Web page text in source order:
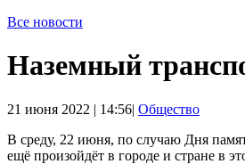
Все новости
Наземный
21 июня 2022 | 14:56| Общество
В среду, 22 июня, по случаю Дня
ещё произойдёт в городе и стране в